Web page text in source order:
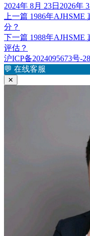
发
布
于
2024年 8月 23日 2026年
文
章
导
航
上一篇 上
文
1986年AJHSME
分？
下一篇 下
文
章：
1988年AJHSME
评估？
沪ICP备2024095673号-28
💬 在线客服
✕